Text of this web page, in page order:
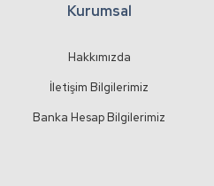
Kurumsal
Hakkımızda
İletişim Bilgilerimiz
Banka Hesap Bilgilerimiz